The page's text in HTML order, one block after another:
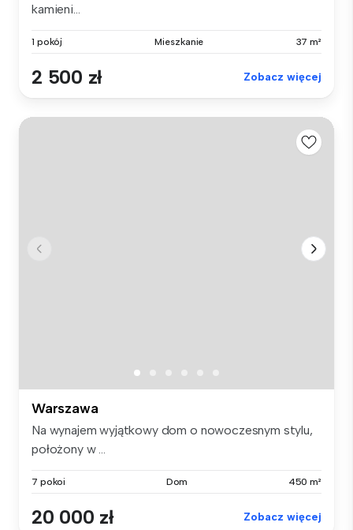
kamieni...
1 pokój Mieszkanie 37 m²
2 500 zł Zobacz więcej
Warszawa
Na wynajem wyjątkowy dom o nowoczesnym stylu,
położony w ...
7 pokoi Dom 450 m²
20 000 zł Zobacz więcej